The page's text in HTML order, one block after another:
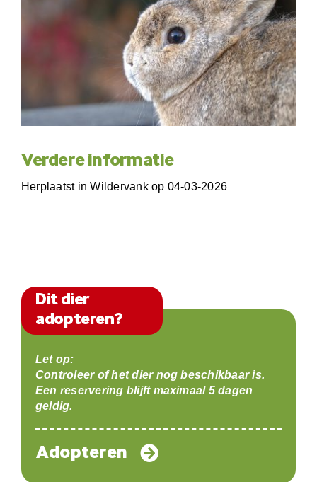
Verdere informatie
Herplaatst in Wildervank op 04-03-2026
Dit dier
adopteren?
Let op:
Controleer of het dier nog beschikbaar is.
Een reservering blijft maximaal 5 dagen
geldig.
Adopteren